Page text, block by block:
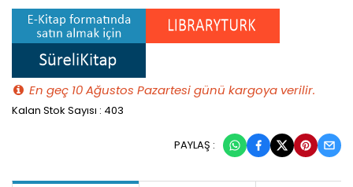
En geç 10 Ağustos Pazartesi günü kargoya verilir.
Kalan Stok Sayısı : 403
PAYLAŞ :